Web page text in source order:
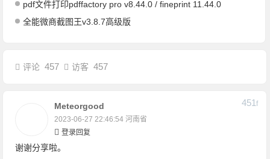
pdf文件打印pdffactory pro v8.44.0 / fineprint 11.44.0
全能微商截图王v3.8.7高级版
评论457 访客457
Meteorgood
2023-06-27 22:46:54 河南省
451F
登录回复
谢谢分享啦。